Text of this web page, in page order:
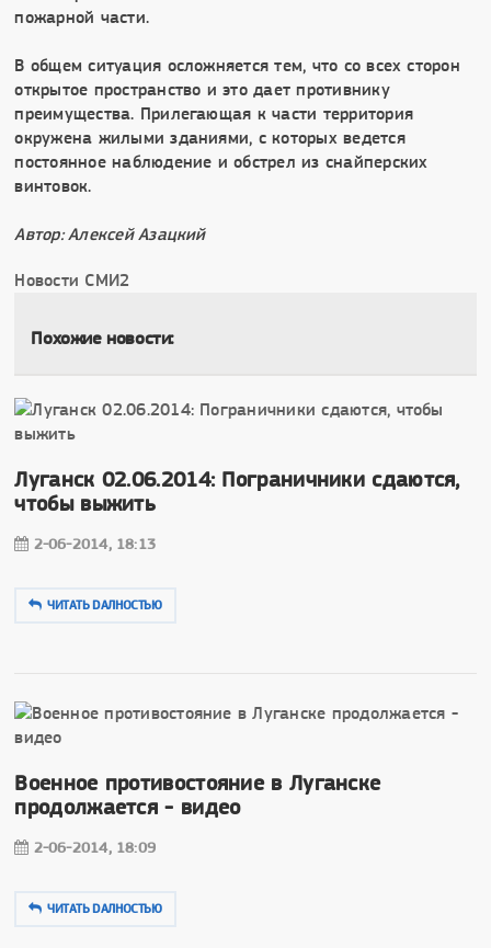
пожарной части.
В общем ситуация осложняется тем, что со всех сторон
открытое пространство и это дает противнику
преимущества. Прилегающая к части территория
окружена жилыми зданиями, с которых ведется
постоянное наблюдение и обстрел из снайперских
винтовок.
Автор: Алексей Азацкий
Новости СМИ2
Похожие новости:
Луганск 02.06.2014: Пограничники сдаются,
чтобы выжить
2-06-2014, 18:13
ЧИТАТЬ DAЛНОСТЬЮ
Военное противостояние в Луганске
продолжается - видео
2-06-2014, 18:09
ЧИТАТЬ DAЛНОСТЬЮ